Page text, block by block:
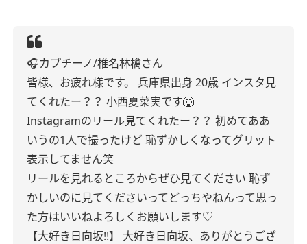
🎧カプチーノ/椎名林檎さん
皆様、お疲れ様です。
兵庫県出身 20歳 インスタ見
てくれたー？？ 小西夏菜実です🐺
Instagramのリール見てくれたー？？ 初めてああ
いうの1人で撮ったけど恥ずかしくなってグリット
表示してません笑
リールを見れるところからぜひ見てください 恥ず
かしいのに見てくださいってどっちやねんって思っ
た方はいいねよろしくお願いします♡
【大好き日向坂!!】
大好き日向坂、ありがとうござ